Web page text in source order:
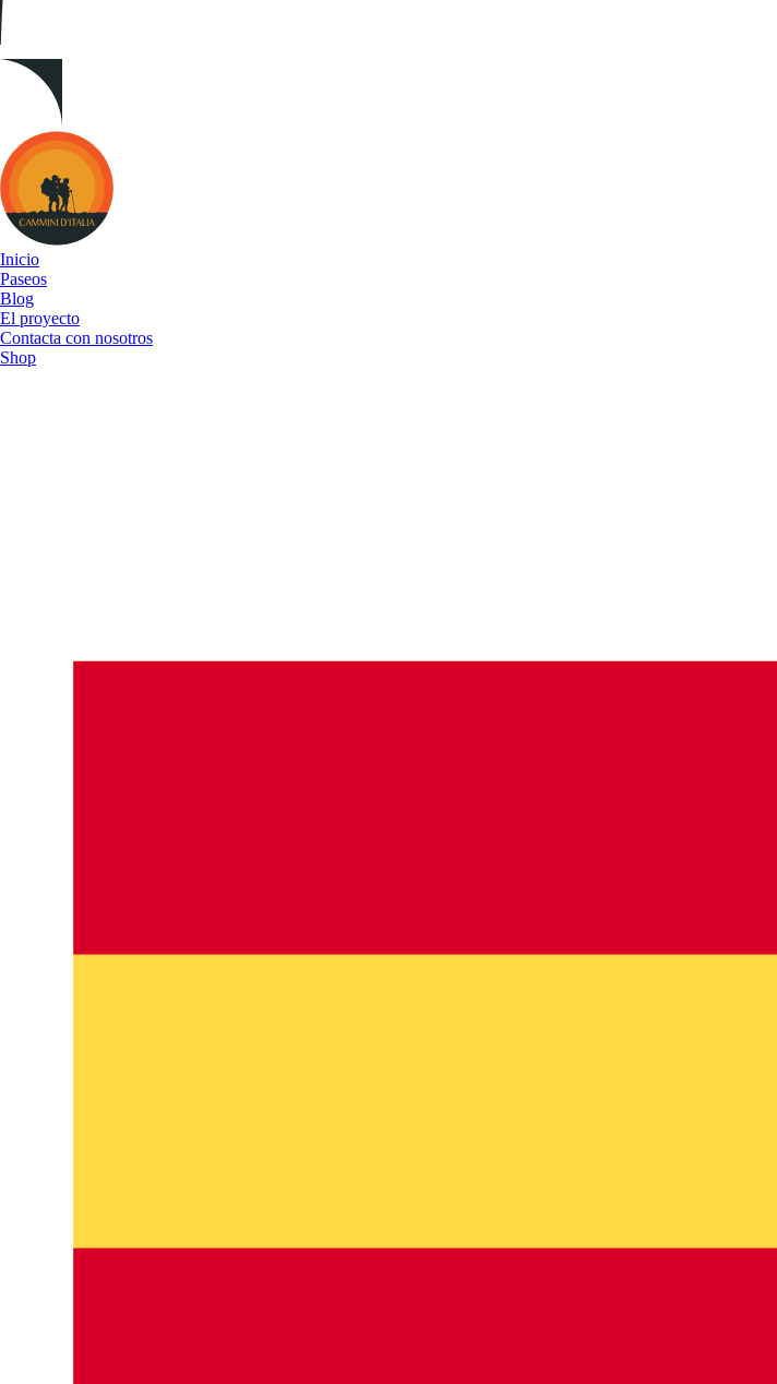
Cammini
d&#039;Italia
Inicio
Paseos
Blog
El proyecto
Contacta con nosotros
Shop